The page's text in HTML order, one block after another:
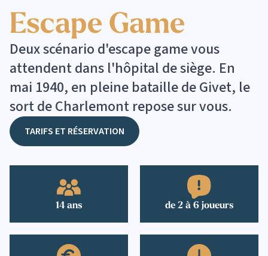
Escape Game
Deux scénario d'escape game vous
attendent dans l'hôpital de siège. En
mai 1940, en pleine bataille de Givet, le
sort de Charlemont repose sur vous.
TARIFS ET RÉSERVATION
14 ans de 2 à 6 joueurs